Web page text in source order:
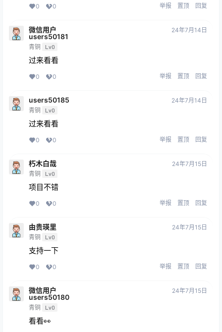
0 0 举报 置顶 回复
微信用户
users50181
青铜 Lv0
24年7月14日
过来看看
0 0 举报 置顶 回复
users50185
青铜 Lv0
24年7月14日
过来看看
0 0 举报 置顶 回复
朽木白哉
青铜 Lv0
24年7月15日
项目不错
0 0 举报 置顶 回复
由贵瑛里
青铜 Lv0
24年7月15日
支持一下
0 0 举报 置顶 回复
微信用户
users50180
青铜 Lv0
24年7月15日
看看👀